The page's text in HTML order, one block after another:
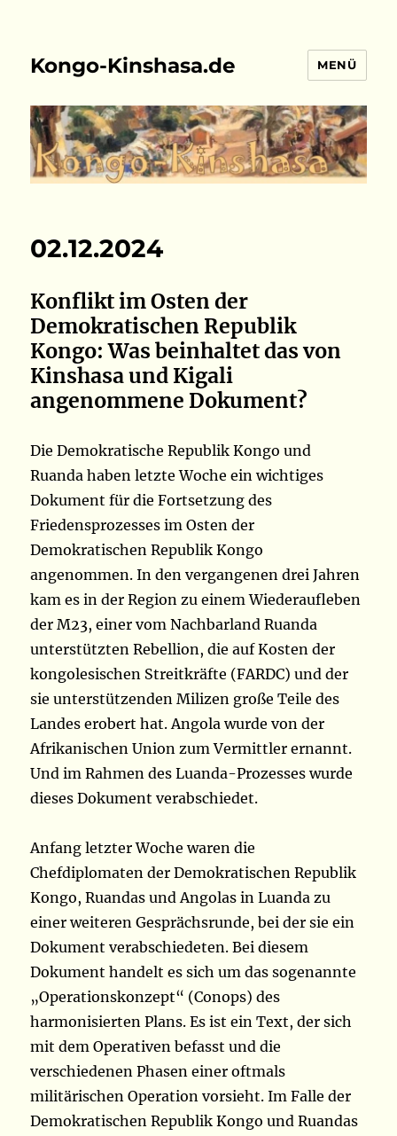
Kongo-Kinshasa.de MENÜ
02.12.2024
Konflikt im Osten der
Demokratischen Republik
Kongo: Was beinhaltet das von
Kinshasa und Kigali
angenommene Dokument?
Die Demokratische Republik Kongo und
Ruanda haben letzte Woche ein wichtiges
Dokument für die Fortsetzung des
Friedensprozesses im Osten der
Demokratischen Republik Kongo
angenommen. In den vergangenen drei Jahren
kam es in der Region zu einem Wiederaufleben
der M23, einer vom Nachbarland Ruanda
unterstützten Rebellion, die auf Kosten der
kongolesischen Streitkräfte (FARDC) und der
sie unterstützenden Milizen große Teile des
Landes erobert hat. Angola wurde von der
Afrikanischen Union zum Vermittler ernannt.
Und im Rahmen des Luanda-Prozesses wurde
dieses Dokument verabschiedet.
Anfang letzter Woche waren die
Chefdiplomaten der Demokratischen Republik
Kongo, Ruandas und Angolas in Luanda zu
einer weiteren Gesprächsrunde, bei der sie ein
Dokument verabschiedeten. Bei diesem
Dokument handelt es sich um das sogenannte
„Operationskonzept“ (Conops) des
harmonisierten Plans. Es ist ein Text, der sich
mit dem Operativen befasst und die
verschiedenen Phasen einer oftmals
militärischen Operation vorsieht. Im Falle der
Demokratischen Republik Kongo und Ruandas